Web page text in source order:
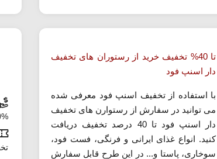
تا 40% تخفیف خرید از رستوران های تخفیف
دار اسنپ فود
با استفاده از تخفیف اسنپ فود معرفی شده
می توانید در سفارش از رستوارن های تخفیف
دار اسنپ فود تا 40 درصد تخفیف دریافت
کنید. انواع غذای ایرانی و فرنگی، فست فود،
سوخاری، پاستا و... در این طرح قابل سفارش
%40